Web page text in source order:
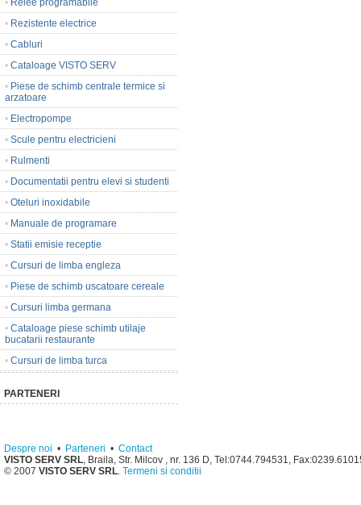
• Relee programabile
• Rezistente electrice
• Cabluri
• Cataloage VISTO SERV
• Piese de schimb centrale termice si
arzatoare
• Electropompe
• Scule pentru electricieni
• Rulmenti
• Documentatii pentru elevi si studenti
• Oteluri inoxidabile
• Manuale de programare
• Statii emisie receptie
• Cursuri de limba engleza
• Piese de schimb uscatoare cereale
• Cursuri limba germana
• Cataloage piese schimb utilaje
bucatarii restaurante
• Cursuri de limba turca
PARTENERI
Despre noi • Parteneri • Contact
VISTO SERV SRL, Braila, Str. Milcov , nr. 136 D, Tel:0744.794531,
© 2007 VISTO SERV SRL. Termeni si conditii